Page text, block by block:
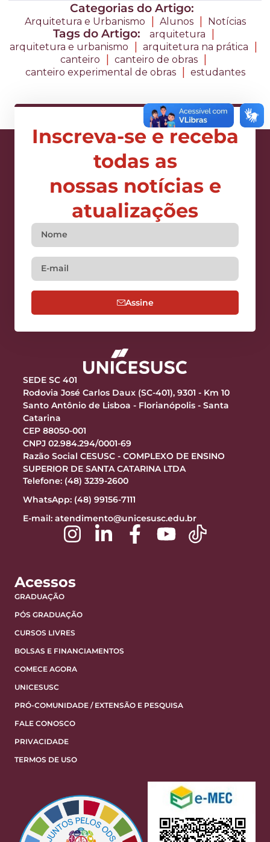
Categorias do Artigo:
Arquitetura e Urbanismo | Alunos | Notícias
Tags do Artigo: arquitetura |
arquitetura e urbanismo | arquitetura na prática |
canteiro | canteiro de obras |
canteiro experimental de obras | estudantes
Inscreva-se e receba
todas as
nossas notícias e
atualizações
Assine
SEDE SC 401
Rodovia José Carlos Daux (SC-401), 9301 - Km 10
Santo Antônio de Lisboa - Florianópolis - Santa
Catarina
CEP 88050-001
CNPJ 02.984.294/0001-69
Razão Social CESUSC - COMPLEXO DE ENSINO
SUPERIOR DE SANTA CATARINA LTDA
Telefone: (48) 3239-2600
WhatsApp: (48) 99156-7111
E-mail: atendimento@unicesusc.edu.br
Acessos
GRADUAÇÃO
PÓS GRADUAÇÃO
CURSOS LIVRES
BOLSAS E FINANCIAMENTOS
COMECE AGORA
UNICESUSC
PRÓ-COMUNIDADE / EXTENSÃO E PESQUISA
FALE CONOSCO
PRIVACIDADE
TERMOS DE USO